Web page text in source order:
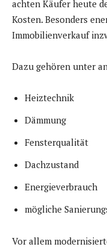
achten Käufer heute
Kosten. Besonders
Immobilienverkauf
Dazu gehören unter
Heiztechnik
Dämmung
Fensterqualität
Dachzustand
Energieverbrauch
mögliche
Vor allem